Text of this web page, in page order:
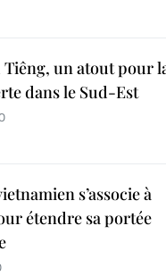
Tiêng, un atout pour
dans le Sud-Est
s’associe à
étendre sa portée